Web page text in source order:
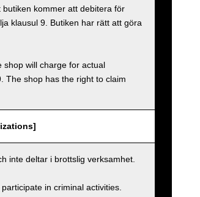
kommer att debitera för
klausul 9. Butiken har rätt att göra
shop will charge for actual
The shop has the right to claim
inte deltar i brottslig verksamhet.
in criminal activities.